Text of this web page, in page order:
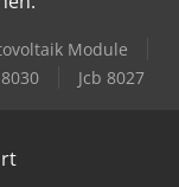
Module
Jcb 8027